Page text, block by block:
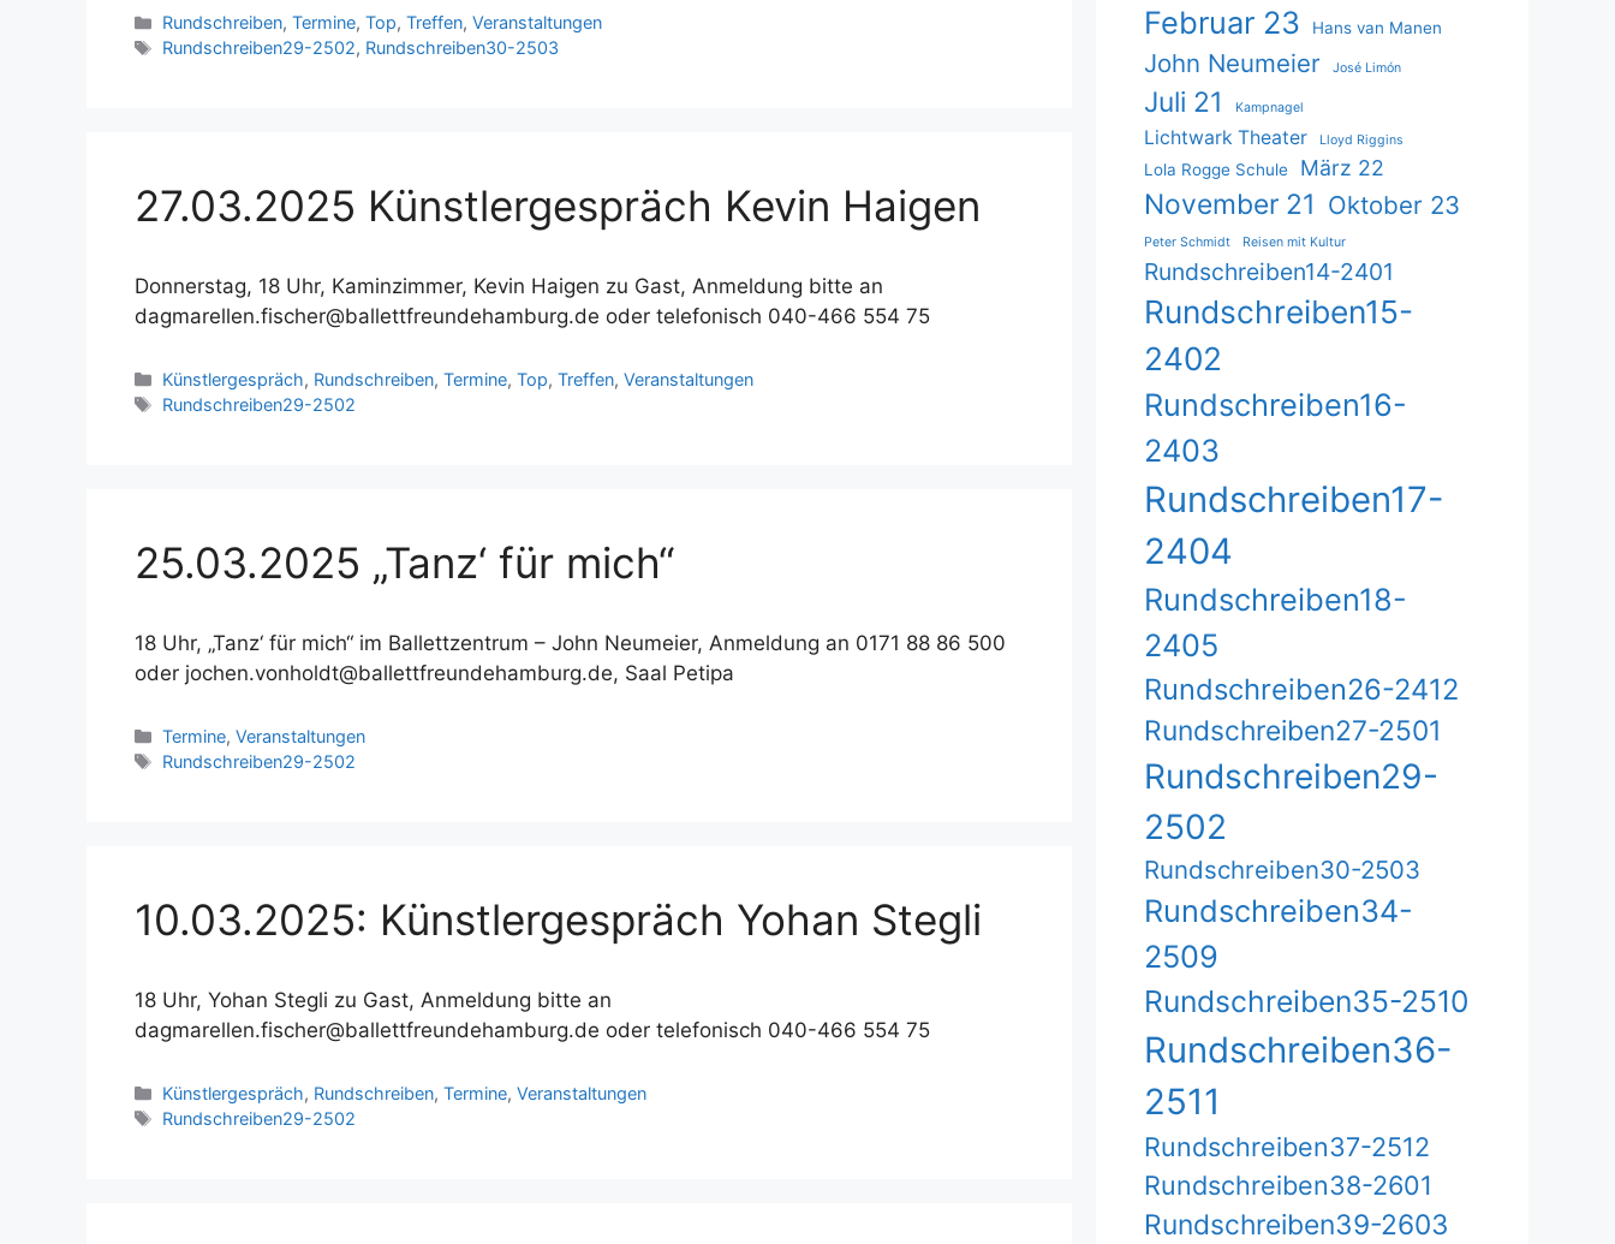
Kategorien
Rundschreiben,Termine,Top,Treffen,Veranstaltungen
Schlagwörter
Rundschreiben29-2502, Rundschreiben30-2503
27.03.2025 Künstlergespräch Kevin Haigen
Donnerstag, 18 Uhr, Kaminzimmer, Kevin Haigen zu Gast, Anmeldung bitte an
dagmarellen.fischer@ballettfreundehamburg.de oder telefonisch 040-466 554 75
Kategorien
Künstlergespräch, Rundschreiben,Termine,Top,Treffen,Veranstaltungen
Schlagwörter
Rundschreiben29-2502
25.03.2025 „Tanz‘ für mich“
18 Uhr, „Tanz‘ für mich“ im Ballettzentrum – John Neumeier, Anmeldung an 0171 88 86 500
oder jochen.vonholdt@ballettfreundehamburg.de, Saal Petipa
Kategorien
Termine,Veranstaltungen
Schlagwörter
Rundschreiben29-2502
10.03.2025: Künstlergespräch Yohan Stegli
18 Uhr, Yohan Stegli zu Gast, Anmeldung bitte an
dagmarellen.fischer@ballettfreundehamburg.de oder telefonisch 040-466 554 75
Kategorien
Künstlergespräch, Rundschreiben,Termine,Veranstaltungen
Schlagwörter
Rundschreiben29-2502
Februar 23 Hans van Manen
John Neumeier José Limón
Juli 21 Kampnagel
Lichtwark Theater Lloyd Riggins
Lola Rogge Schule März 22
November 21 Oktober 23
Peter Schmidt Reisen mit Kultur
Rundschreiben14-2401
Rundschreiben15-
2402
Rundschreiben16-
2403
Rundschreiben17-
2404
Rundschreiben18-
2405
Rundschreiben26-2412
Rundschreiben27-2501
Rundschreiben29-
2502
Rundschreiben30-2503
Rundschreiben34-
2509
Rundschreiben35-2510
Rundschreiben36-
2511
Rundschreiben37-2512
Rundschreiben38-2601
Rundschreiben39-2603